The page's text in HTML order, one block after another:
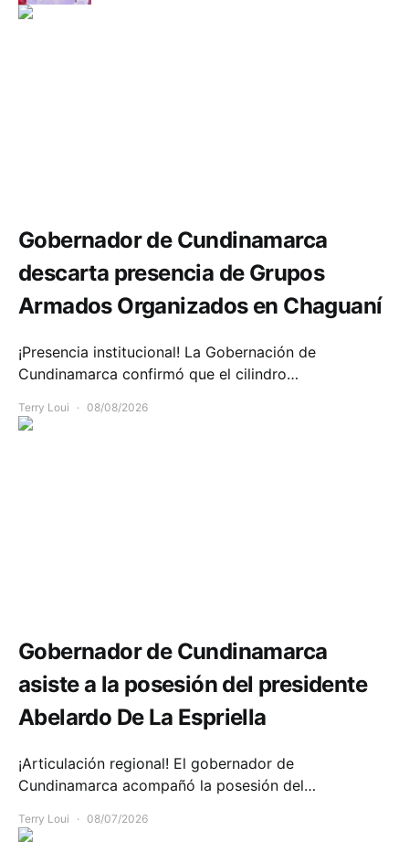
Gobernador de Cundinamarca
descarta presencia de Grupos
Armados Organizados en Chaguaní
¡Presencia institucional! La Gobernación de
Cundinamarca confirmó que el cilindro…
Terry Loui 08/08/2026
Gobernador de Cundinamarca
asiste a la posesión del presidente
Abelardo De La Espriella
¡Articulación regional! El gobernador de
Cundinamarca acompañó la posesión del…
Terry Loui 08/07/2026